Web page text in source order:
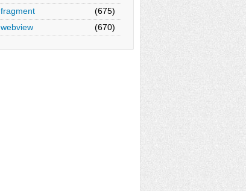
fragment
(675)
webview
(670)